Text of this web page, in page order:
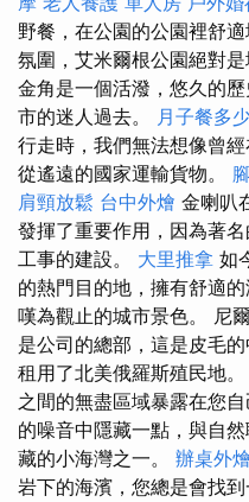
野餐，在公園的公園裡舒
氛圍，艾米爾根公園絕對是
金角是一個活潑，悠久的
市的迷人過去。 月子餐多
行走時，我們無法想像曾
從遙遠的國家運輸貨物。
肩頸放鬆 台中外燴 金喇叭
發揮了重要作用，因為著
工事的建設。 大里推拿 如
的熱門目的地，擁有舒適
嘆為觀止的城市景色。 尼
是公司的總部，這是皮毛
租用了北美俄羅斯殖民地
之間的無盡區域暴露在您
的噪音中隱藏一點，與自
藏的小海灣之一。 辦桌外
岩下的海濱，您總是會找